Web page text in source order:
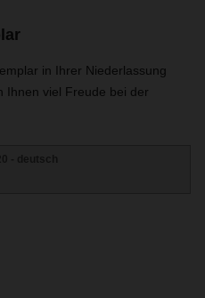
in Ihrer Niederlassung
Ihnen viel Freude bei der